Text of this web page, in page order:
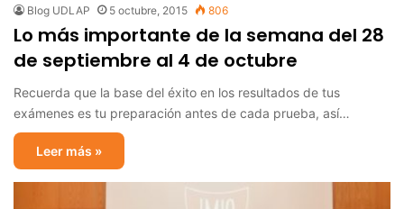
Blog UDLAP 5 octubre, 2015 806
Lo más importante de la semana del 28
de septiembre al 4 de octubre
Recuerda que la base del éxito en los resultados de tus
exámenes es tu preparación antes de cada prueba, así…
Leer más »